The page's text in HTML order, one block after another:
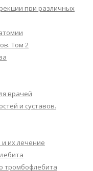
при различных
Том 2
врачей
и суставов.
их лечение
тромбофлебита